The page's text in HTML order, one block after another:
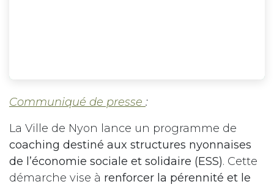
Communiqué de presse :
La Ville de Nyon lance un programme de
coaching destiné aux structures nyonnaises
de l’économie sociale et solidaire (ESS). Cette
démarche vise à renforcer la pérennité et le